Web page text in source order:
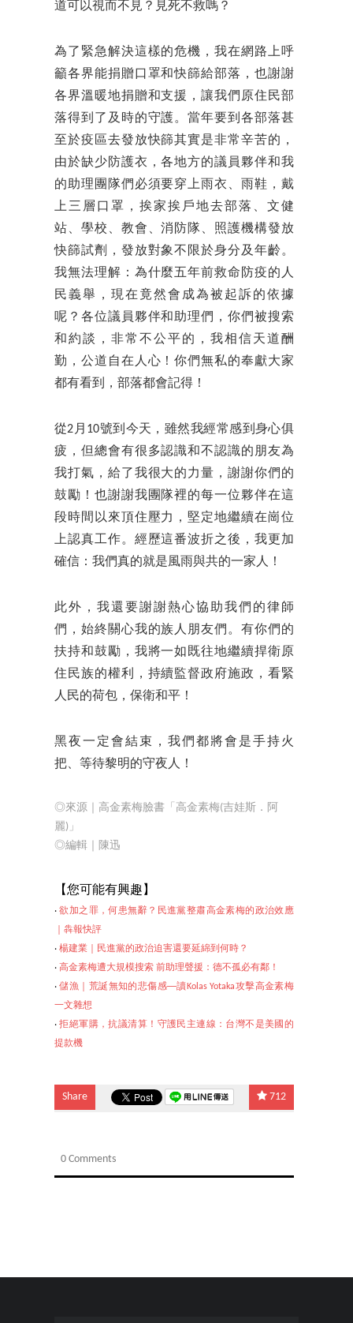
道可以視而不見？見死不救嗎？
為了緊急解決這樣的危機，我在網路上呼
籲各界能捐贈口罩和快篩給部落，也謝謝
各界溫暖地捐贈和支援，讓我們原住民部
落得到了及時的守護。當年要到各部落甚
至於疫區去發放快篩其實是非常辛苦的，
由於缺少防護衣，各地方的議員夥伴和我
的助理團隊們必須要穿上雨衣、雨鞋，戴
上三層口罩，挨家挨戶地去部落、文健
站、學校、教會、消防隊、照護機構發放
快篩試劑，發放對象不限於身分及年齡。
我無法理解：為什麼五年前救命防疫的人
民義舉，現在竟然會成為被起訴的依據
呢？各位議員夥伴和助理們，你們被搜索
和約談，非常不公平的，我相信天道酬
勤，公道自在人心！你們無私的奉獻大家
都有看到，部落都會記得！
從2月10號到今天，雖然我經常感到身心俱
疲，但總會有很多認識和不認識的朋友為
我打氣，給了我很大的力量，謝謝你們的
鼓勵！也謝謝我團隊裡的每一位夥伴在這
段時間以來頂住壓力，堅定地繼續在崗位
上認真工作。經歷這番波折之後，我更加
確信：我們真的就是風雨與共的一家人！
此外，我還要謝謝熱心協助我們的律師
們，始終關心我的族人朋友們。有你們的
扶持和鼓勵，我將一如既往地繼續捍衛原
住民族的權利，持續監督政府施政，看緊
人民的荷包，保衛和平！
黑夜一定會結束，我們都將會是手持火
把、等待黎明的守夜人！
◎來源｜高金素梅臉書「高金素梅(吉娃斯．阿
麗)」
◎編輯｜陳迅
【您可能有興趣】
‧欲加之罪，何患無辭？民進黨整肅高金素梅的政治效應
｜犇報快評
‧ 楊建業｜民進黨的政治迫害還要延綿到何時？
‧ 高金素梅遭大規模搜索 前助理聲援：德不孤必有鄰！
‧儲漁｜荒誕無知的悲傷感──讀Kolas Yotaka攻擊高金素梅
一文雜想
‧拒絕軍購，抗議清算！守護民主連線：台灣不是美國的
提款機
Share 712
0 Comments